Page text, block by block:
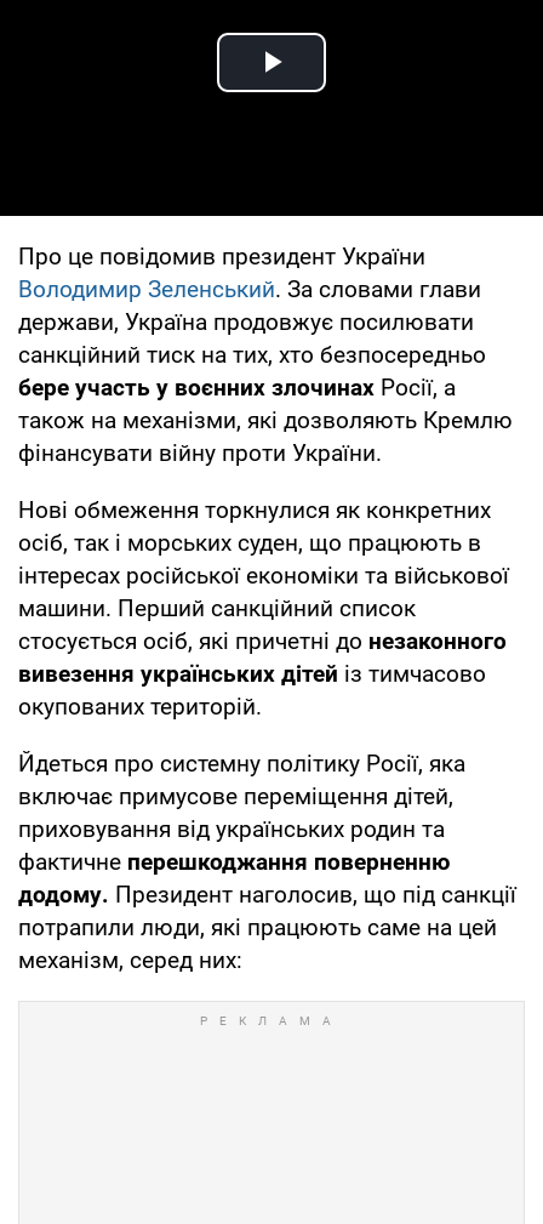
Play Video
Про це повідомив президент України
Володимир Зеленський. За словами глави
держави, Україна продовжує посилювати
санкційний тиск на тих, хто безпосередньо
бере участь у воєнних злочинах Росії, а
також на механізми, які дозволяють Кремлю
фінансувати війну проти України.
Нові обмеження торкнулися як конкретних
осіб, так і морських суден, що працюють в
інтересах російської економіки та військової
машини. Перший санкційний список
стосується осіб, які причетні до незаконного
вивезення українських дітей із тимчасово
окупованих територій.
Йдеться про системну політику Росії, яка
включає примусове переміщення дітей,
приховування від українських родин та
фактичне перешкоджання поверненню
додому. Президент наголосив, що під санкції
потрапили люди, які працюють саме на цей
механізм, серед них: